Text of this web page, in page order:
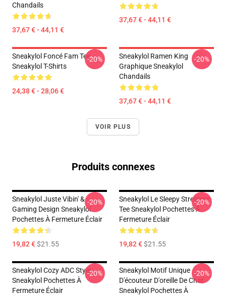
Chandails
37,67 € - 44,11 €
37,67 € - 44,11 €
Sneakylol Foncé Fam Tee
Sneakylol T-Shirts
24,38 € - 28,06 €
-20%
Sneakylol Ramen King
Graphique Sneakylol
Chandails
37,67 € - 44,11 €
-20%
VOIR PLUS
Produits connexes
Sneakylol Juste Vibin' &
Gaming Design Sneakylol
Pochettes À Fermeture Éclair
19,82 €$21.55
-20%
Sneakylol Le Sleepy Streamer
Tee Sneakylol Pochettes À
Fermeture Éclair
19,82 €$21.55
-20%
Sneakylol Cozy ADC Style
Sneakylol Pochettes À
Fermeture Éclair
-20%
Sneakylol Motif Unique
D'écouteur D'oreille De Chat
Sneakylol Pochettes À
-20%